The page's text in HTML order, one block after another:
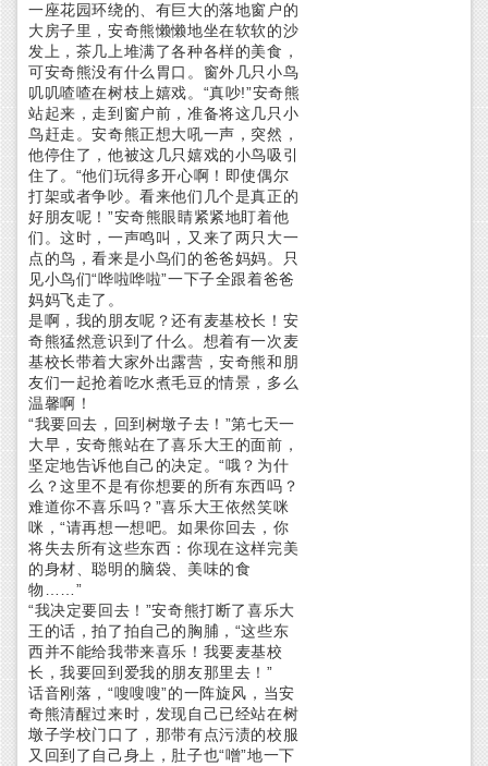
一座花园环绕的、有巨大的落地窗户的
大房子里，安奇熊懒懒地坐在软软的沙
发上，茶几上堆满了各种各样的美食，
可安奇熊没有什么胃口。窗外几只小鸟
叽叽喳喳在树枝上嬉戏。“真吵!”安奇熊
站起来，走到窗户前，准备将这几只小
鸟赶走。安奇熊正想大吼一声，突然，
他停住了，他被这几只嬉戏的小鸟吸引
住了。“他们玩得多开心啊！即使偶尔
打架或者争吵。看来他们几个是真正的
好朋友呢！”安奇熊眼睛紧紧地盯着他
们。这时，一声鸣叫，又来了两只大一
点的鸟，看来是小鸟们的爸爸妈妈。只
见小鸟们“哗啦哗啦”一下子全跟着爸爸
妈妈飞走了。
是啊，我的朋友呢？还有麦基校长！安
奇熊猛然意识到了什么。想着有一次麦
基校长带着大家外出露营，安奇熊和朋
友们一起抢着吃水煮毛豆的情景，多么
温馨啊！
“我要回去，回到树墩子去！”第七天一
大早，安奇熊站在了喜乐大王的面前，
坚定地告诉他自己的决定。“哦？为什
么？这里不是有你想要的所有东西吗？
难道你不喜乐吗？”喜乐大王依然笑咪
咪，“请再想一想吧。如果你回去，你
将失去所有这些东西：你现在这样完美
的身材、聪明的脑袋、美味的食
物……”
“我决定要回去！”安奇熊打断了喜乐大
王的话，拍了拍自己的胸脯，“这些东
西并不能给我带来喜乐！我要麦基校
长，我要回到爱我的朋友那里去！”
话音刚落，“嗖嗖嗖”的一阵旋风，当安
奇熊清醒过来时，发现自己已经站在树
墩子学校门口了，那带有点污渍的校服
又回到了自己身上，肚子也“噌”地一下